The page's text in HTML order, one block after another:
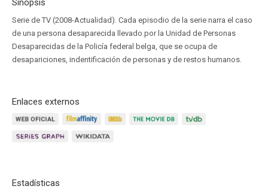
Sinopsis
Serie de TV (2008-Actualidad). Cada episodio de la serie narra el caso
de una persona desaparecida llevado por la Unidad de Personas
Desaparecidas de la Policía federal belga, que se ocupa de
desapariciones, indentificación de personas y de restos humanos.
Enlaces externos
Estadísticas